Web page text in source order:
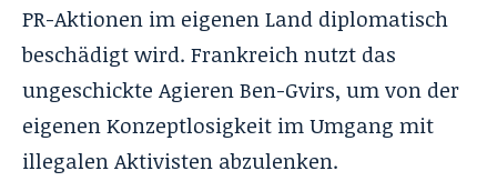
PR-Aktionen im eigenen Land diplomatisch
beschädigt wird. Frankreich nutzt das
ungeschickte Agieren Ben-Gvirs, um von der
eigenen Konzeptlosigkeit im Umgang mit
illegalen Aktivisten abzulenken.